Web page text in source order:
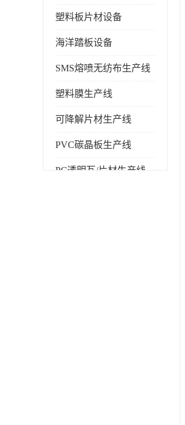
塑料板片材设备
海洋踏板设备
SMS熔喷无纺布生产线
塑料膜生产线
可降解片材生产线
PVC碳晶板生产线
PC透明瓦/片材生产线